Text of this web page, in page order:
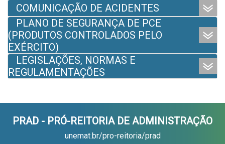
COMUNICAÇÃO DE ACIDENTES
PLANO DE SEGURANÇA DE PCE
(PRODUTOS CONTROLADOS PELO
EXÉRCITO)
LEGISLAÇÕES, NORMAS E
REGULAMENTAÇÕES
PRAD - PRÓ-REITORIA DE ADMINISTRAÇÃO
unemat.br/pro-reitoria/prad